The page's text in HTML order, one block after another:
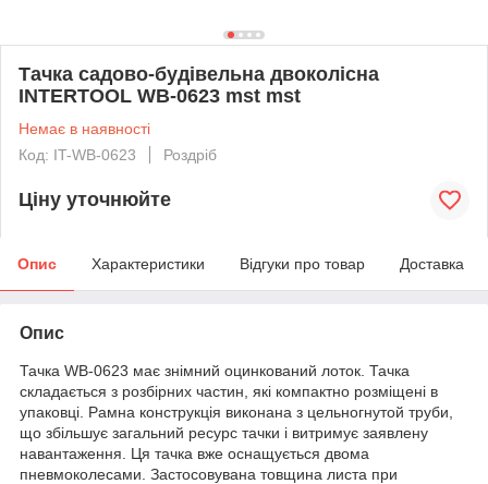
Тачка садово-будівельна двоколісна
INTERTOOL WB-0623 mst mst
Немає в наявності
Код: IT-WB-0623
Роздріб
Ціну уточнюйте
Опис Характеристики Відгуки про товар Доставка
Опис
Тачка WB-0623 має знімний оцинкований лоток. Тачка
складається з розбірних частин, які компактно розміщені в
упаковці. Рамна конструкція виконана з цельногнутой труби,
що збільшує загальний ресурс тачки і витримує заявлену
навантаження. Ця тачка вже оснащується двома
пневмоколесами. Застосовувана товщина листа при